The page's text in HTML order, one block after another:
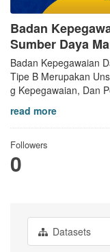
Badan
Sumber Daya
Badan Kepegawaian
Tipe B Merupakan
g Kepegawaian, Dan
read more
Followers
0
Datasets